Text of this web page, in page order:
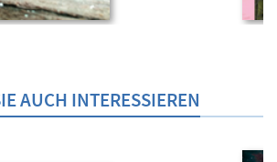
AUCH INTERESSIEREN